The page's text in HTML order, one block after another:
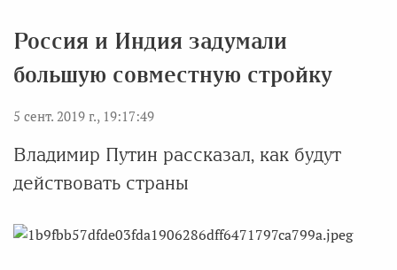
Россия и Индия задумали
большую совместную стройку
5 сент. 2019 г., 19:17:49
Владимир Путин рассказал, как будут
действовать страны